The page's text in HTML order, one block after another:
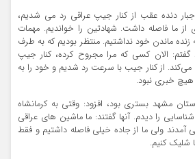
دنده عقب از کنار جیپ عراقی رد می شدیم،
جیپ حدود ۱۰ متری از ما فاصله داشت. شهادتین را خواندیم. مهمات
زنده ماندن خود نداشتیم. منتظر بودیم که به طرف
الان کسی که مرا مجروح کرده، کنار جیپ
می‌کند. از کنار جیب با سرعت رد شدیم و خود را به
هیچ خبری نبود.
مشهد بستری بود، افزود: وقتی به کرمانشاه
را دیدم. آنها گفتند: ما ماشین های عراقی
آمدند ولی ما از جاده خیلی فاصله داشتیم و فقط
شلیک کنیم.